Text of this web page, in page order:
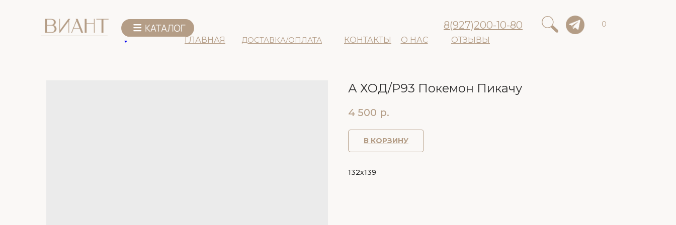
ДОСТАВКА/ОПЛАТА
ГЛАВНАЯ КОНТАКТЫ О НАС ОТЗЫВЫ
8(927)200-10-80 0
А ХОД/P93 Покемон Пикачу
4 500 р.
В КОРЗИНУ
132х139